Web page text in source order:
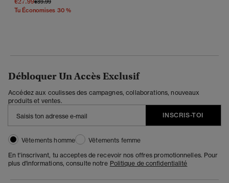
€39.99
Tu Économises 30 %
Débloquer Un Accès Exclusif
Accédez aux coulisses des campagnes, collaborations, nouveaux
produits et ventes.
INSCRIS-TOI
Vêtements homme
Vêtements femme
En t'inscrivant, tu acceptes de recevoir nos offres promotionnelles. Pour
plus d'informations, consulte notre Politique de confidentialité